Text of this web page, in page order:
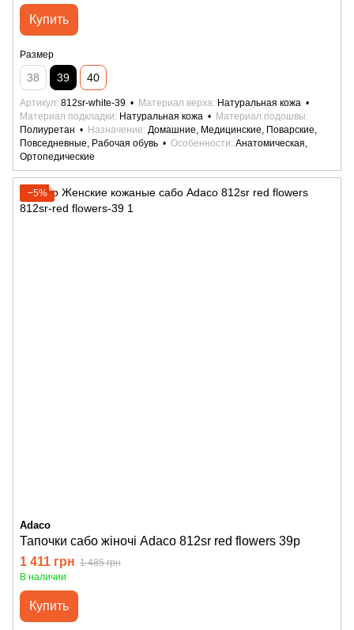
Купить
Размер
38 39 40
Артикул 812sr-white-39 Материал верха Натуральная кожа
Материал подкладки
Натуральная кожа
Материал подошвы
Полиуретан
Назначение Домашние, Медицинские, Поварские,
Повседневные, Рабочая обувь
Особенности Анатомическая,
Ортопедические
−5%
Adaco
Тапочки сабо жіночі Adaco 812sr red flowers 39р
1 411 грн 1 485 грн
В наличии
Купить